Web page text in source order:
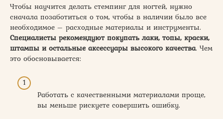
Чтобы научится делать стемпинг для ногтей, нужно
сначала позаботиться о том, чтобы в наличии было все
необходимое – расходные материалы и инструменты.
Специалисты рекомендуют покупать лаки, топы, краски,
штампы и остальные аксессуары высокого качества. Чем
это обосновывается:
Работать с качественными материалами проще,
вы меньше рискуете совершить ошибку.